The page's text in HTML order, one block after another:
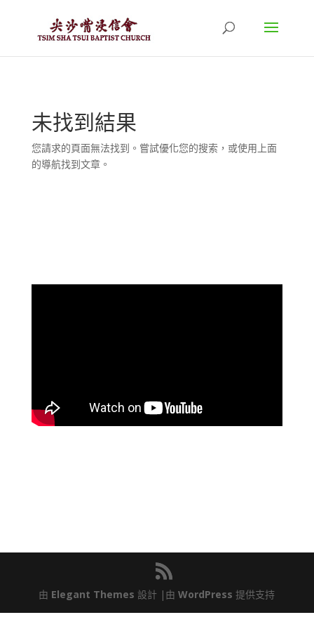
未找到結果
您請求的頁面無法找到。嘗試優化您的搜索，或使用上面
的導航找到文章。
由 Elegant Themes 設計 |由WordPress 提供支持